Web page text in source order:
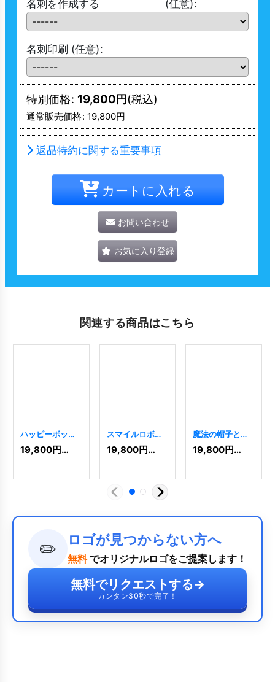
名刺を作成する (任意):
名刺印刷 (任意):
特別価格: 19,800円(税込)
通常販売価格: 19,800円
返品特約に関する重要事項
カートに入れる
お問い合わせ
お気に入り登録
関連する商品はこちら
ハッピーボック
スのロゴ [963
19,800円(税込)
スマイルロボッ
トボックスロゴ
[5361]
19,800円(税込)
魔法の帽子と星
のロゴ [1404
19,800円(税込)
✏️ ロゴが見つからない方へ
無料 でオリジナルロゴをご提案します！
無料でリクエストする→
カンタン30秒で完了！